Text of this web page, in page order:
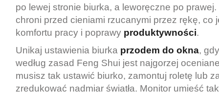
po lewej stronie biurka, a leworęczne po
chroni przed cieniami rzucanymi przez rękę, co
komfortu pracy i poprawy produktywności.
Unikaj ustawienia biurka przodem do okna,
według zasad Feng Shui jest najgorzej
musisz tak ustawić biurko, zamontuj roletę lub
zredukować nadmiar światła. Monitor umieść